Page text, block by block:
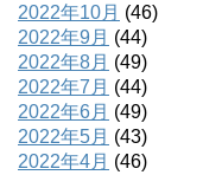
2022年10月 (46)
2022年9月 (44)
2022年8月 (49)
2022年7月 (44)
2022年6月 (49)
2022年5月 (43)
2022年4月 (46)